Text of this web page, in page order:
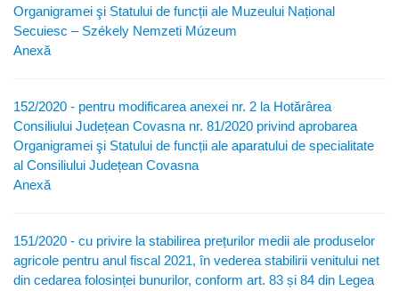
Organigramei şi Statului de funcții ale Muzeului Național
Secuiesc – Székely Nemzeti Múzeum
Anexă
152/2020 - pentru modificarea anexei nr. 2 la Hotărârea
Consiliului Județean Covasna nr. 81/2020 privind aprobarea
Organigramei şi Statului de funcții ale aparatului de specialitate
al Consiliului Județean Covasna
Anexă
151/2020 - cu privire la stabilirea prețurilor medii ale produselor
agricole pentru anul fiscal 2021, în vederea stabilirii venitului net
din cedarea folosinței bunurilor, conform art. 83 și 84 din Legea